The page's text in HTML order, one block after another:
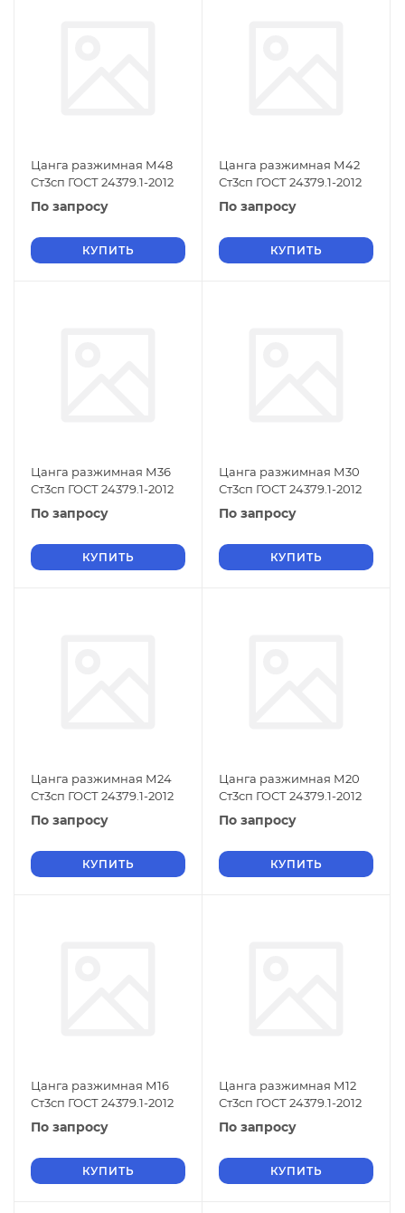
Цанга разжимная М48
Ст3сп ГОСТ 24379.1-2012
По запросу
КУПИТЬ
Цанга разжимная М42
Ст3сп ГОСТ 24379.1-2012
По запросу
КУПИТЬ
Цанга разжимная М36
Ст3сп ГОСТ 24379.1-2012
По запросу
КУПИТЬ
Цанга разжимная М30
Ст3сп ГОСТ 24379.1-2012
По запросу
КУПИТЬ
Цанга разжимная М24
Ст3сп ГОСТ 24379.1-2012
По запросу
КУПИТЬ
Цанга разжимная М20
Ст3сп ГОСТ 24379.1-2012
По запросу
КУПИТЬ
Цанга разжимная М16
Ст3сп ГОСТ 24379.1-2012
По запросу
КУПИТЬ
Цанга разжимная М12
Ст3сп ГОСТ 24379.1-2012
По запросу
КУПИТЬ